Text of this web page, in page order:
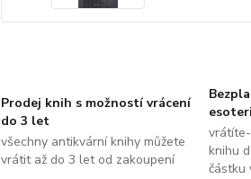
Prodej knih s možností vrácení
do 3 let
všechny antikvární knihy můžete
vrátit až do 3 let od zakoupení
knihu
částku